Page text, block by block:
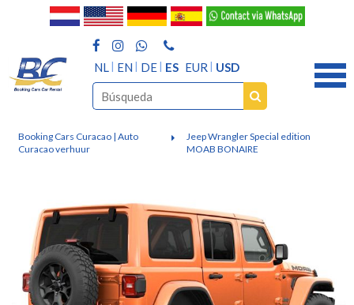
NL EN DE ES EUR USD
Booking Cars Curacao | Auto
Curacao verhuur
Jeep Wrangler Special edition
MOAB BONAIRE